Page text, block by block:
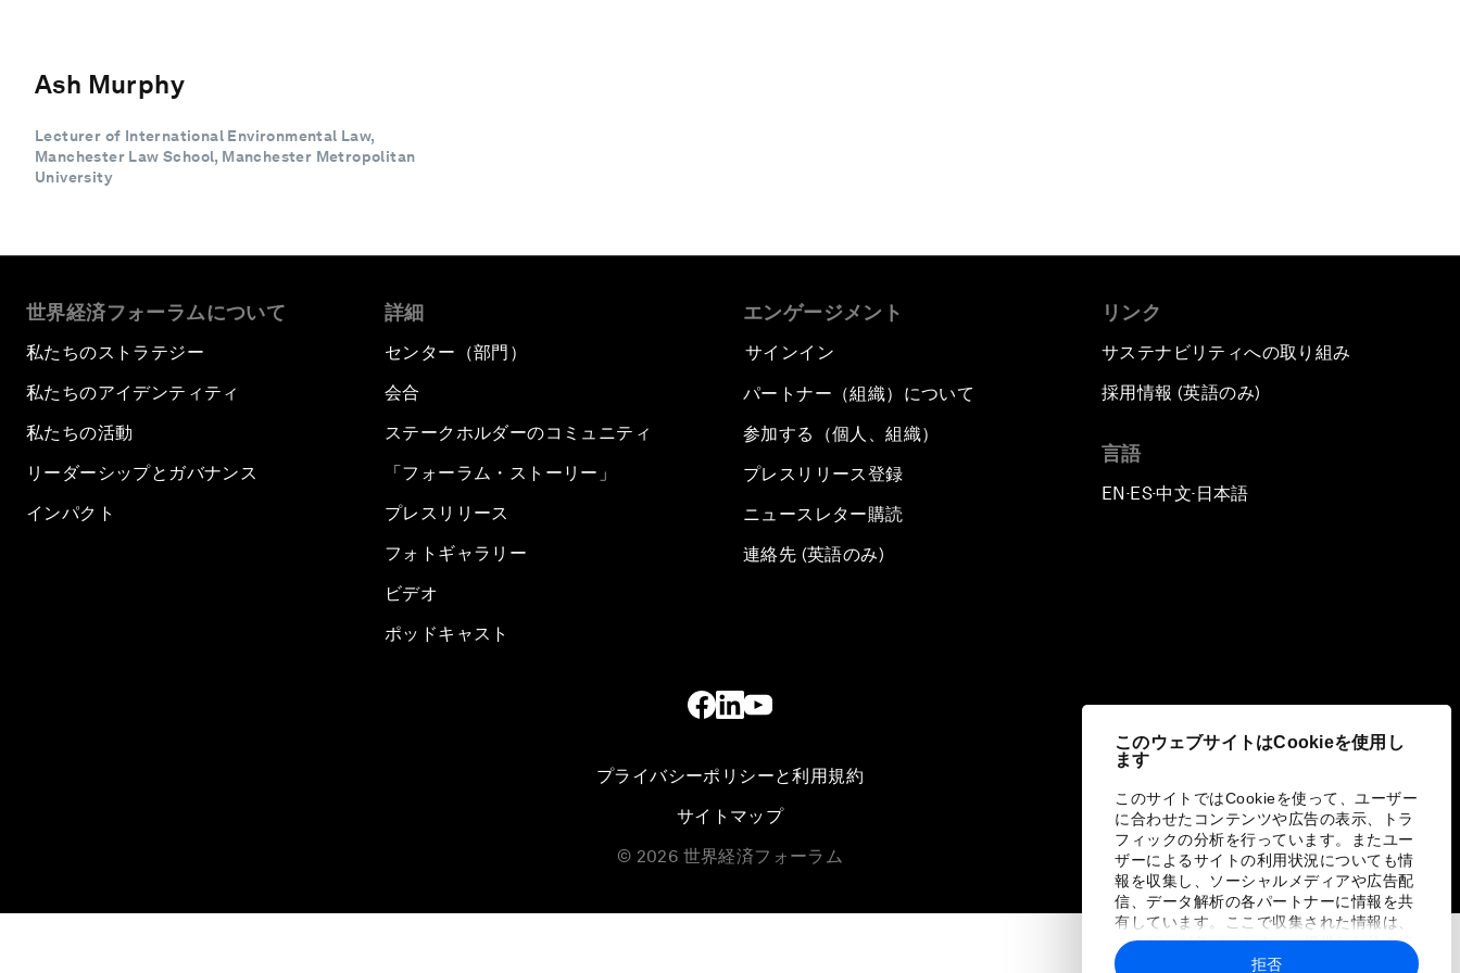
このウェブサイトはCookieを使用し
ます
このサイトではCookieを使って、ユーザー
に合わせたコンテンツや広告の表示、トラ
フィックの分析を行っています。またユー
ザーによるサイトの利用状況についても情
報を収集し、ソーシャルメディアや広告配
信、データ解析の各パートナーに情報を共
有しています。ここで収集された情報は、
ユーザーが各パートナーに提供した他の情
報や各パートナーのサービスを使用した際
拒否
Ash Murphy
Lecturer of International Environmental Law,
Manchester Law School, Manchester Metropolitan
University
世界経済フォーラムについて
私たちのストラテジー
私たちのアイデンティティ
私たちの活動
リーダーシップとガバナンス
インパクト
詳細
センター（部門）
会合
ステークホルダーのコミュニティ
「フォーラム・ストーリー」
プレスリリース
フォトギャラリー
ビデオ
ポッドキャスト
エンゲージメント
サインイン
パートナー（組織）について
参加する（個人、組織）
プレスリリース登録
ニュースレター購読
連絡先 (英語のみ)
リンク
サステナビリティへの取り組み
採用情報 (英語のみ)
言語
EN ▪ES▪中文▪ 日本語
プライバシーポリシーと利用規約
サイトマップ
© 2026 世界経済フォーラム